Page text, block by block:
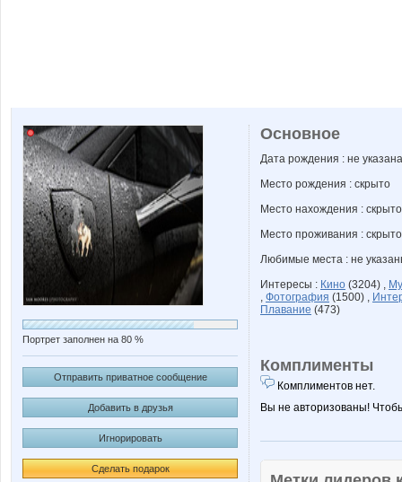
Портрет заполнен на 80 %
Отправить приватное сообщение
Добавить в друзья
Игнорировать
Сделать подарок
Основное
Дата рождения : не указана
Место рождения : скрыто
Место нахождения : скрыто
Место проживания : скрыто
Любимые места : не
Интересы : Кино (3204) ,
, Фотография (1500) ,
Плавание (473)
Комплименты
Комплиментов нет.
Вы не авторизованы!